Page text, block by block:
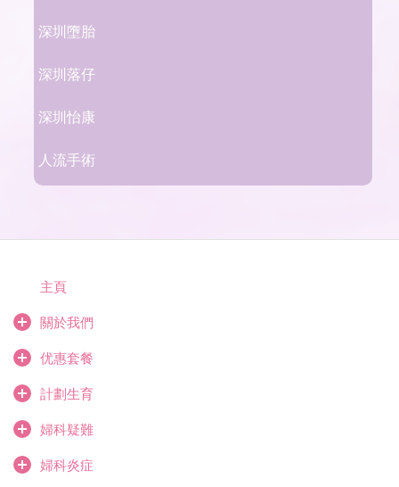
深圳墮胎
深圳落仔
深圳怡康
人流手術
主頁
關於我們
优惠套餐
計劃生育
婦科疑難
婦科炎症